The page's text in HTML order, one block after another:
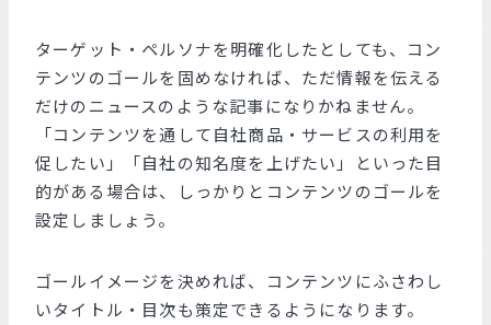
ターゲット・ペルソナを明確化したとしても、コン
テンツのゴールを固めなければ、ただ情報を伝える
だけのニュースのような記事になりかねません。
「コンテンツを通して自社商品・サービスの利用を
促したい」「自社の知名度を上げたい」といった目
的がある場合は、しっかりとコンテンツのゴールを
設定しましょう。
ゴールイメージを決めれば、コンテンツにふさわし
いタイトル・目次も策定できるようになります。